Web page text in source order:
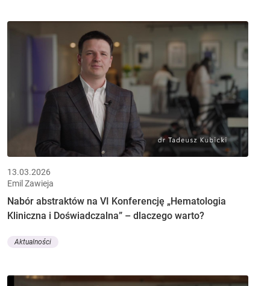
13.03.2026
Emil Zawieja
Nabór abstraktów na VI Konferencję „Hematologia
Kliniczna i Doświadczalna” – dlaczego warto?
Aktualności